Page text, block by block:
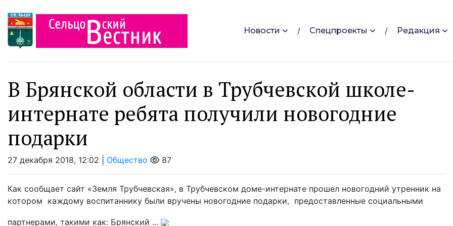
Новости Спецпроекты Редакция
В Брянской области в Трубчевской школе-
интернате ребята получили новогодние
подарки
27 декабря 2018, 12:02 | Общество 87
Как сообщает сайт «Земля Трубчевская», в Трубчевском доме-интернате прошел новогодний утренник на
котором каждому воспитаннику были вручены новогодние подарки, предоставленные социальными
партнерами, такими как: Брянский ...